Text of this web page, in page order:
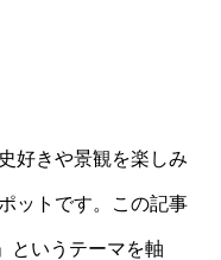
好きや景観を楽しみ
ットです。この記事
というテーマを軸